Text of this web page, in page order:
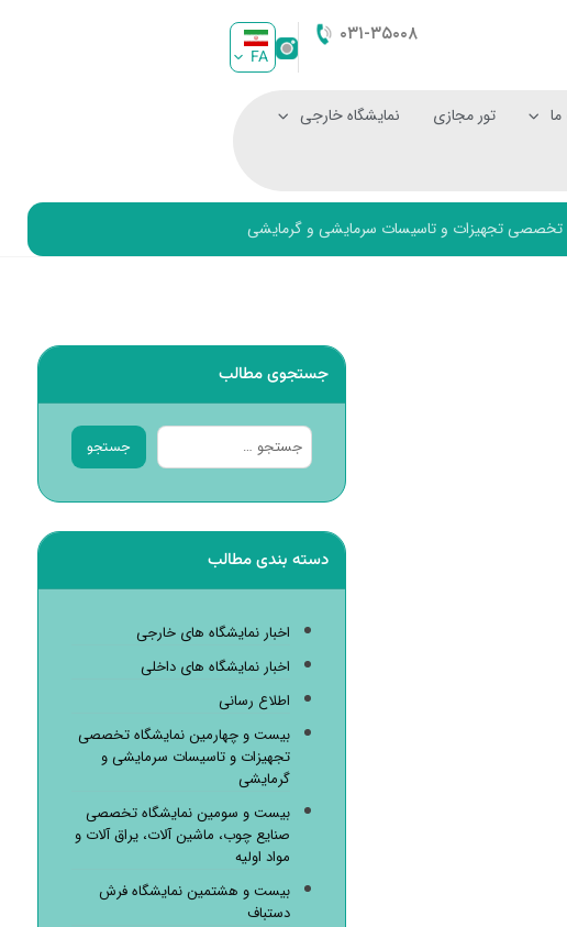
۰۳۱-۳۵۰۰۸
FA
تور مجازی نمایشگاه خارجی
تخصصی تجهیزات و تاسیسات سرمایشی و گرمایشی
جستجوی مطالب
جستجو
دسته بندی مطالب
اخبار نمایشگاه های خارجی
اخبار نمایشگاه های داخلی
اطلاع رسانی
بیست و چهارمین نمایشگاه تخصصی
تجهیزات و تاسیسات سرمایشی و
گرمایشی
بیست و سومین نمایشگاه تخصصی
صنایع چوب، ماشین آلات، یراق آلات و
مواد اولیه
بیست و هشتمین نمایشگاه فرش
دستباف